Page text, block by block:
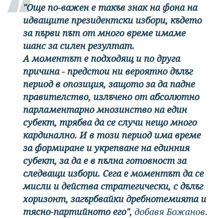
"Още по-важен е такъв знак на фона на
идващите президентски избори, където
за първи път от много време имаме
шанс за силен резултат.
А моментът е подходящ и по друга
причина - предстои ни вероятно дълъг
период в опозиция, защото за да падне
правителство, излъчено от абсолютно
парламентарно мнозинство на един
субект, трябва да се случи нещо много
кардинално. И в този период има време
за формиране и укрепване на единния
субект, за да е в пълна готовност за
следващи избори. Сега е моментът да се
мисли и действа стратегически, с дълъг
хоризонт, загърбвайки дребнотемията и
тясно-партийното его", добавя Божанов.